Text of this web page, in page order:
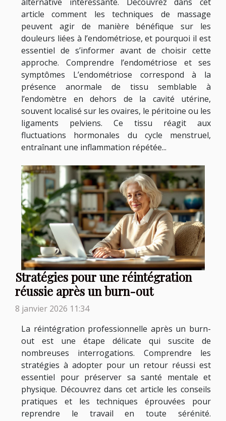
article comment les techniques de massage
peuvent agir de manière bénéfique sur les
douleurs liées à l’endométriose, et pourquoi il est
essentiel de s’informer avant de choisir cette
approche. Comprendre l’endométriose et ses
symptômes L’endométriose correspond à la
présence anormale de tissu semblable à
l’endomètre en dehors de la cavité utérine,
souvent localisé sur les ovaires, le péritoine ou les
ligaments pelviens. Ce tissu réagit aux
fluctuations hormonales du cycle menstruel,
entraînant une inflammation répétée...
Stratégies pour une réintégration
réussie après un burn-out
8 janvier 2026 11:34
La réintégration professionnelle après un burn-
out est une étape délicate qui suscite de
nombreuses interrogations. Comprendre les
stratégies à adopter pour un retour réussi est
essentiel pour préserver sa santé mentale et
physique. Découvrez dans cet article les conseils
pratiques et les techniques éprouvées pour
reprendre le travail en toute sérénité.